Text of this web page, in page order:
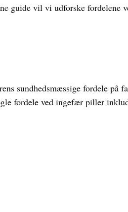
guide vil vi udforske fordelene
sundhedsmæssige fordele på
fordele ved ingefær piller